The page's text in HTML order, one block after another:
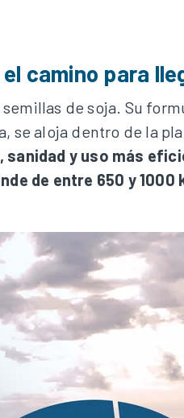
camino para
de soja. Su
aloja dentro de la
y uso más
de entre 650 y 1000